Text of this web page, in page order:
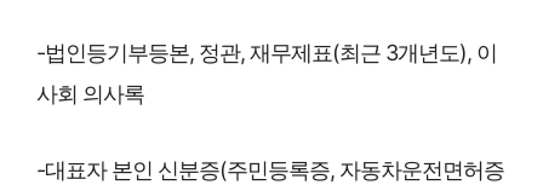
-법인등기부등본, 정관, 재무제표(최근 3개년도), 이
사회 의사록
-대표자 본인 신분증(주민등록증, 자동차운전면허증